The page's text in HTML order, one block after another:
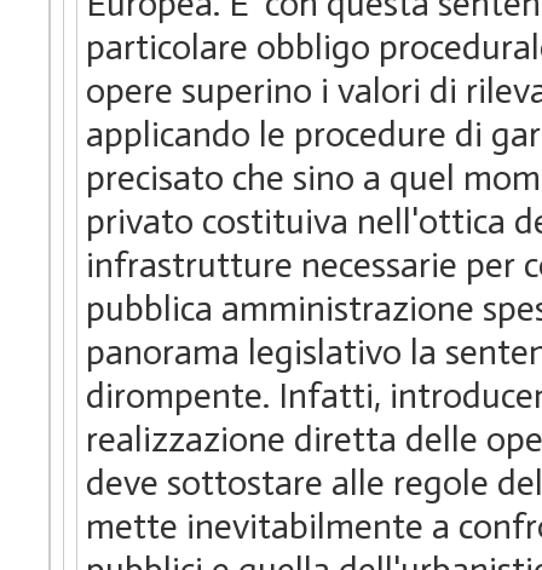
particolare obbligo
opere superino i valori di
applicando le procedure di
precisato che sino a quel
privato costituiva nell'ottica
infrastrutture necessarie per
pubblica amministrazione
panorama legislativo la
dirompente. Infatti,
realizzazione diretta delle
deve sottostare alle regole
mette inevitabilmente a